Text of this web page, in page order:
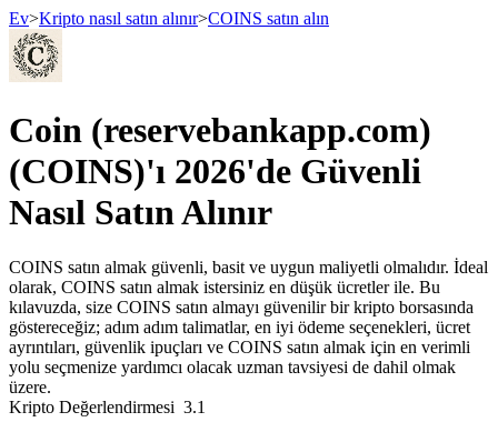
USDT Vadeli İşlemleri
Teminat olarak USDT kullanan vadeli işlemler
Ev>Kripto nasıl satın alınır>COINS satın alın
Coin (reservebankapp.com)
(COINS)'ı 2026'de Güvenli
Nasıl Satın Alınır
COINS satın almak güvenli, basit ve uygun maliyetli olmalıdır. İdeal
olarak, COINS satın almak istersiniz en düşük ücretler ile. Bu
kılavuzda, size COINS satın almayı güvenilir bir kripto borsasında
göstereceğiz; adım adım talimatlar, en iyi ödeme seçenekleri, ücret
ayrıntıları, güvenlik ipuçları ve COINS satın almak için en verimli
yolu seçmenize yardımcı olacak uzman tavsiyesi de dahil olmak
üzere.
Kripto Değerlendirmesi 3.1